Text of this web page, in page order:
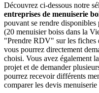
Découvrez ci-dessous notre
entreprises de menuiserie
pouvant se rendre
(20 menuisier boiss dans la
"Prendre RDV" sur les fiches
vous pourrez directement
choisi. Vous avez également
projet et de demander
pourrez recevoir différents
comparer les devis